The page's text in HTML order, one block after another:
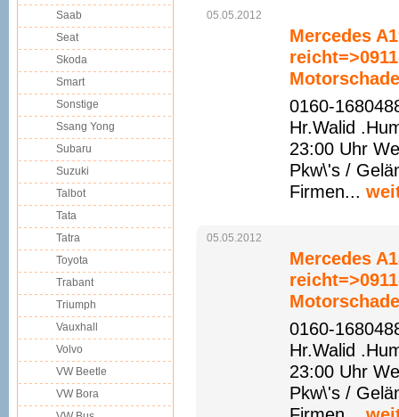
05.05.2012
Mercedes
0160-
Hr.Walid
23:00 Uhr
Pkw\'s /
Firmen...
05.05.2012
Mercedes
0160-
Hr.Walid
23:00 Uhr
Pkw\'s /
Saab
Seat
Skoda
Smart
Sonstige
Ssang Yong
Subaru
Suzuki
Talbot
Tata
Tatra
Toyota
Trabant
Triumph
Vauxhall
Volvo
VW Beetle
VW Bora